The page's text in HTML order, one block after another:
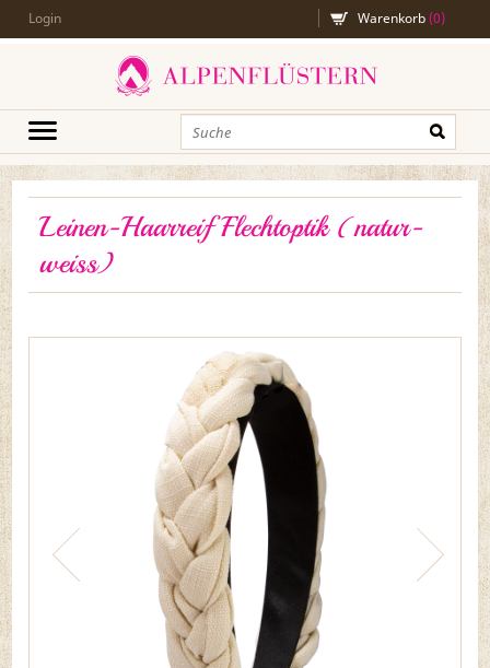
Login Warenkorb(0)
Leinen-Haarreif Flechtoptik (natur-
weiss)